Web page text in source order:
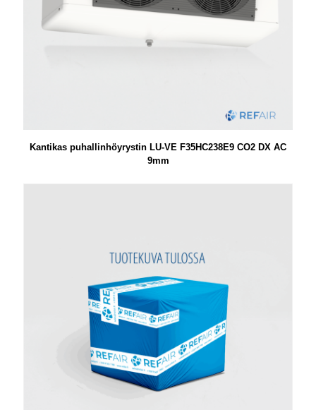
Kantikas puhallinhöyrystin LU-VE F35HC238E9 CO2 DX AC
9mm